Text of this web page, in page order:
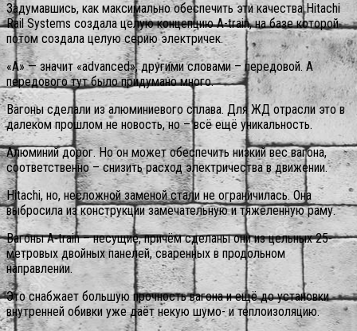
Задумавшись, как максимально обеспечить эти качества Hitachi
Rail Systems создала целую концепцию A-train, на базе которой
потом создала целую серию электричек.
«A» — значит «advanced», другими словами – передовой. А
передового тут было придумано много.
Вагоны сделали из алюминиевого сплава. Для ЖД отрасли это в
далеком прошлом не новость, но – всё ещё уникальность.
Алюминий дорог. Но он может обеспечить низкий вес вагона,
соответственно – снизить расход электричества в движении.
Hitachi, но, несложной заменой стали не ограничилась. Она
выбросила из конструкции замечательную и тяжеленную раму.
Вагоны A-train – несущие, причём сделаны они из цельных 25-
метровых двойных панелей, сваренных в продольном
направлении.
Это снабжает большую прочность вагона и ещё до установки
внутренней обивки уже даёт некую шумо- и теплоизоляцию.